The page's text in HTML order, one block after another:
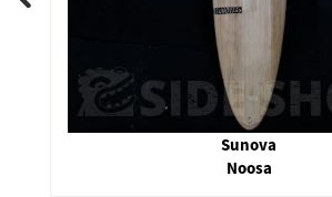
Sunova
Noosa